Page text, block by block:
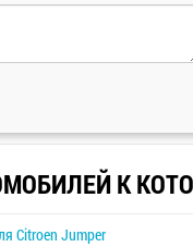
К
Citroen Jumper